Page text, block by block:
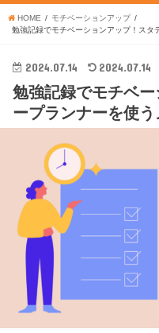
HOME
モチベーションアップ
勉強記録でモチベーションアップ！スタ
2024.07.14 2024.07.14
勉強記録でモチベ
ープランナーを使う